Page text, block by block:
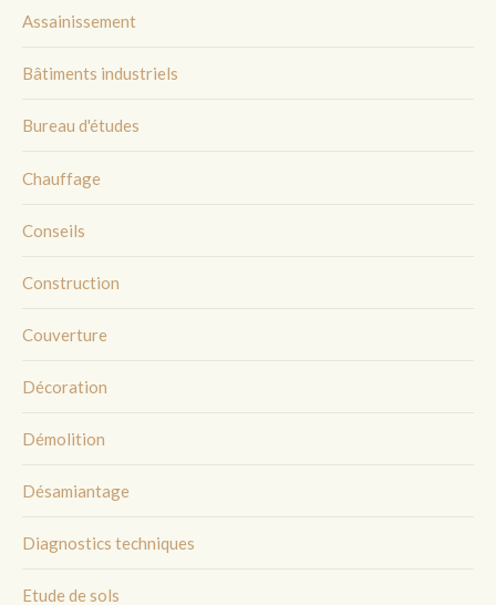
Assainissement
Bâtiments industriels
Bureau d'études
Chauffage
Conseils
Construction
Couverture
Décoration
Démolition
Désamiantage
Diagnostics techniques
Etude de sols